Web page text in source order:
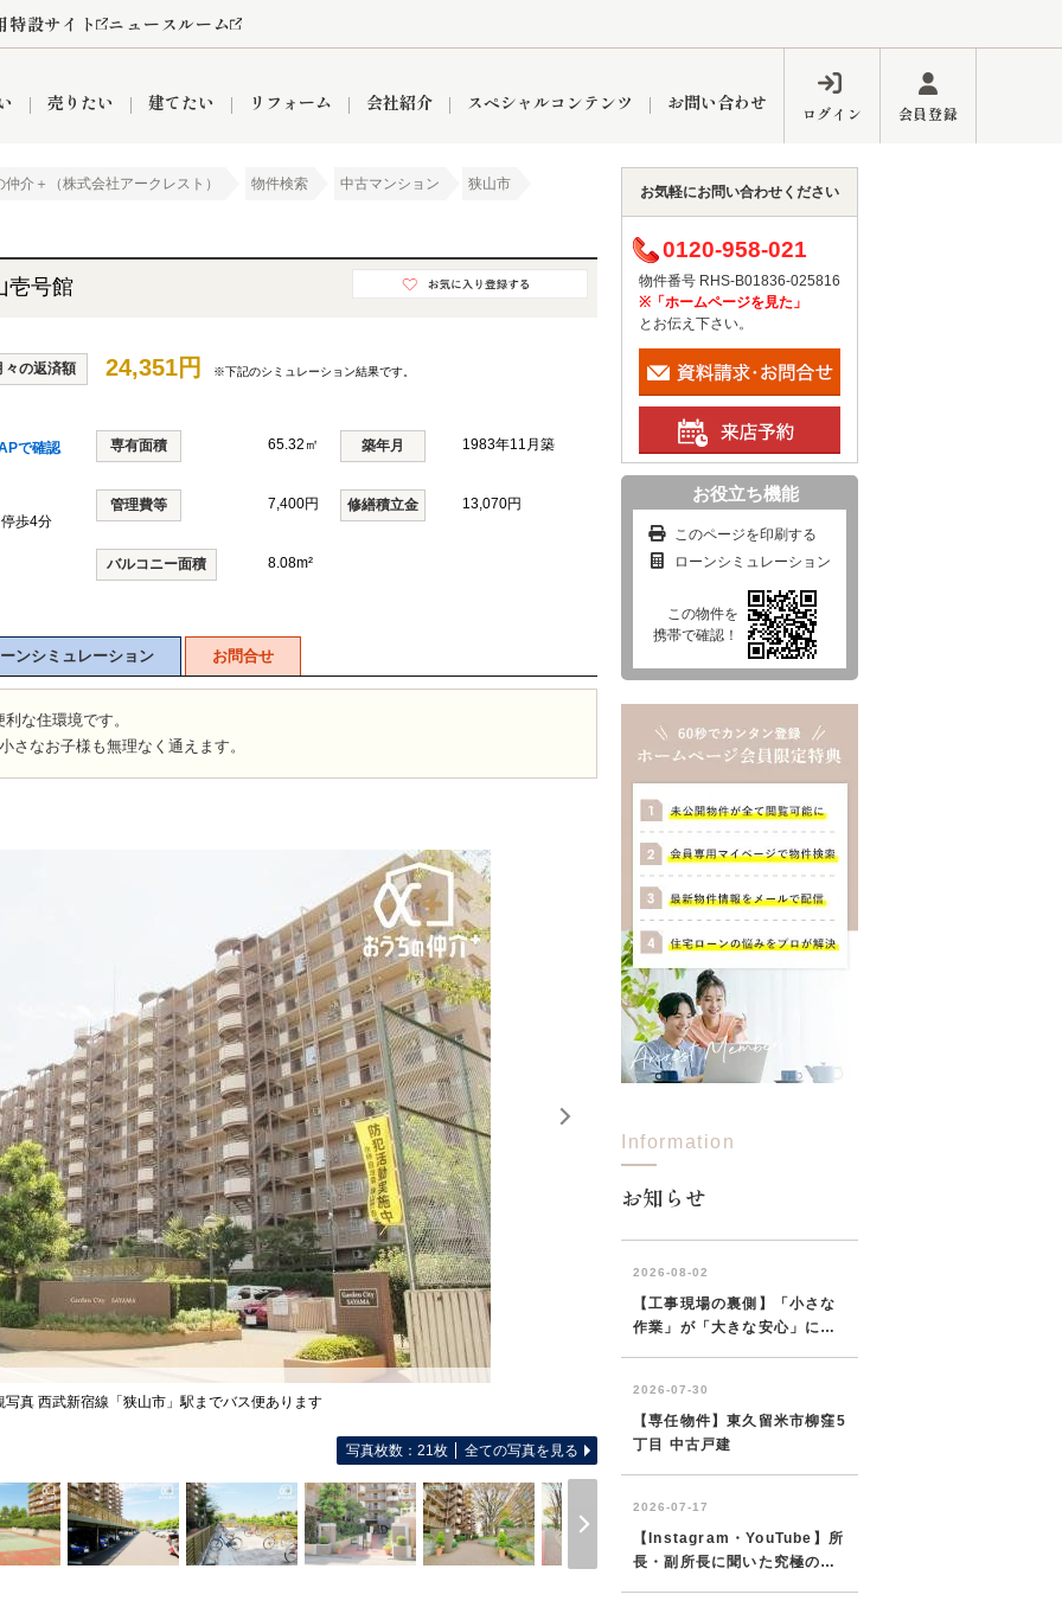
特設サイト ニュースルーム
リノベーション済み物件
8代疾病保証付き住宅ローン 団体信用保険 購入するメリット
東村山市 東大和市
売りたい
買取 空き家 リースバック
狭山市 富士見市 新座市 清瀬市 練馬区
建てたい リフォーム 会社紹介
インフォメーション ブログ
業所 入間営業所 ひばりケ丘営業所 東久留米営業所
おうちパークグループの強み
スペシャルコンテンツ お問い合わせ ログイン 会員登録
介＋（株式会社アークレスト） 物件検索 中古マンション 狭山市
壱号館
々の返済額 24,351円 ※下記のシミュレーション結果です。
で確認 専有面積 65.32㎡ 築年月 1983年11月築
歩4分
管理費等 7,400円 修繕積立金 13,070円
バルコニー面積 8.08m²
ンシミュレーション お問合せ
な住環境です。
さなお子様も無理なく通えます。
写真 西武新宿線「狭山市」駅までバス便あります
写真枚数：21枚 全ての写真を見る
お気軽にお問い合わせください
0120-958-021
物件番号 RHS-B01836-025816
※「ホームページを見た」
とお伝え下さい。
お役立ち機能
このページを印刷する
ローンシミュレーション
この物件を
携帯で確認！
Information
お知らせ